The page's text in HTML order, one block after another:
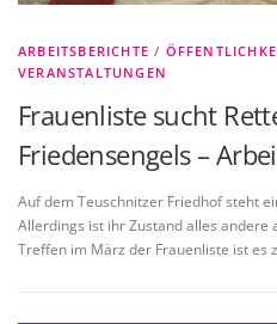
ARBEITSBERICHTE /
VERANSTALTUNGEN
Frauenliste sucht
Friedensengels –
Auf dem Teuschnitzer Friedhof steht
Allerdings ist ihr Zustand alles andere
Treffen im März der Frauenliste ist es